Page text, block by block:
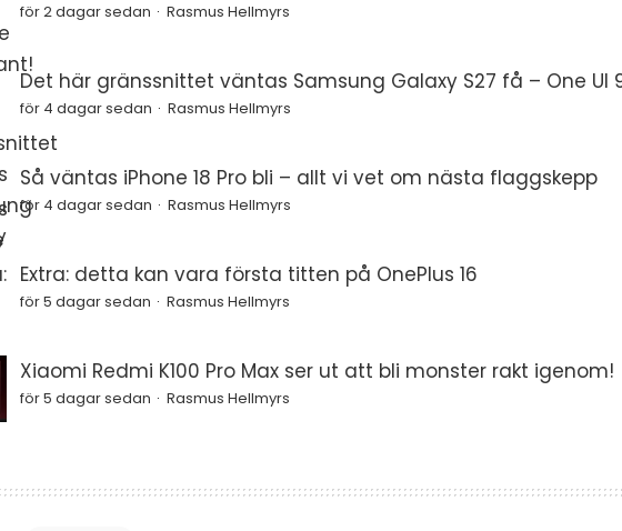
för 2 dagar sedan Rasmus Hellmyrs
Det här gränssnittet väntas Samsung Galaxy S27 få – One UI
för 4 dagar sedan Rasmus Hellmyrs
Så väntas iPhone 18 Pro bli – allt vi vet om nästa flaggskepp
för 4 dagar sedan Rasmus Hellmyrs
Extra: detta kan vara första titten på OnePlus 16
för 5 dagar sedan Rasmus Hellmyrs
Xiaomi Redmi K100 Pro Max ser ut att bli monster rakt igenom!
för 5 dagar sedan Rasmus Hellmyrs